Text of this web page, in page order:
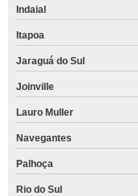
Indaial
Itapoa
Jaraguá do Sul
Joinville
Lauro Muller
Navegantes
Palhoça
Rio do Sul